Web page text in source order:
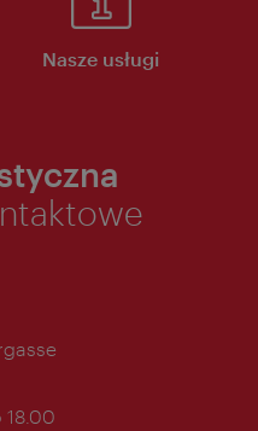
Nasze usługi